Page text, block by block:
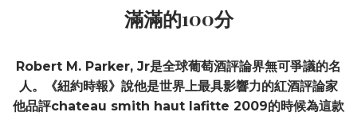
滿滿的100分
Robert M. Parker, Jr是全球葡萄酒評論界無可爭議的名
人。《紐約時報》說他是世界上最具影響力的紅酒評論家
他品評chateau smith haut lafitte 2009的時候為這款